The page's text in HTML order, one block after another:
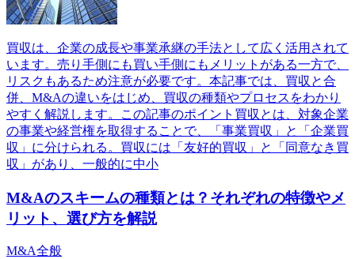
買収は、企業の成長や事業承継の手法として広く活用されて
います。売り手側にも買い手側にもメリットがある一方で、
リスクもあるため注意が必要です。本記事では、買収と合
併、M&Aの違いをはじめ、買収の種類やプロセスをわかり
やすく解説します。この記事のポイント買収とは、対象企業
の事業や経営権を取得することで、「事業買収」と「企業買
収」に分けられる。買収には「友好的買収」と「同意なき買
収」があり、一般的に中小
M&Aのスキームの種類とは？それぞれの特徴やメ
リット、選び方を解説
M&A全般